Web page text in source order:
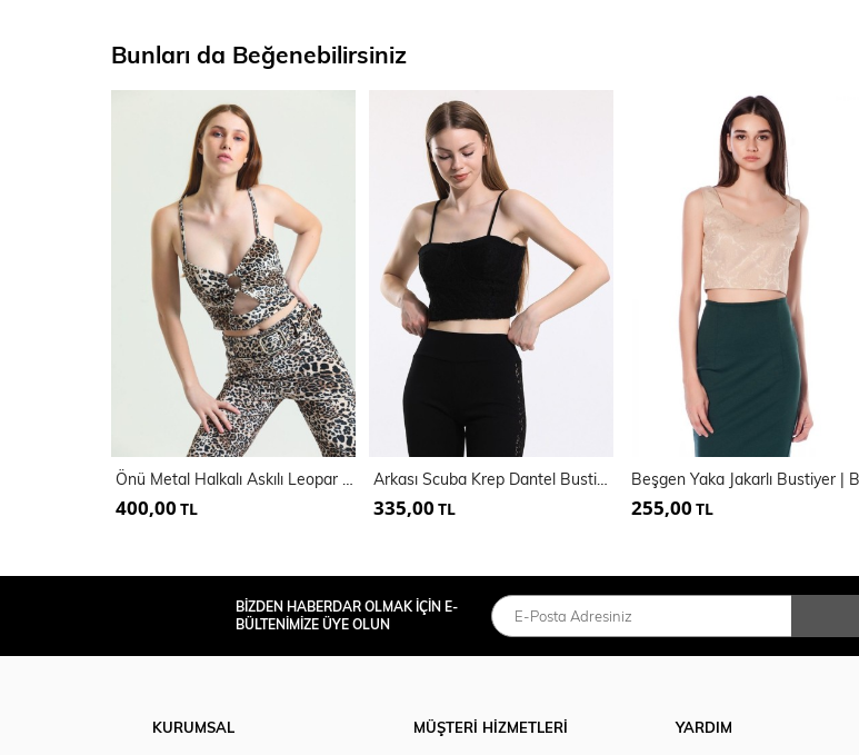
Bunları da Beğenebilirsiniz
Önü Metal Halkalı Askılı Leopar Kadife Bustiyer | Bust34575
400,00 TL
Arkası Scuba Krep Dantel Bustiyer | Bus33458
335,00 TL 255,00 TL
BİZDEN HABERDAR OLMAK İÇİN E-
BÜLTENİMİZE ÜYE OLUN
KURUMSAL
MÜŞTERİ HİZMETLERİ
YARDIM